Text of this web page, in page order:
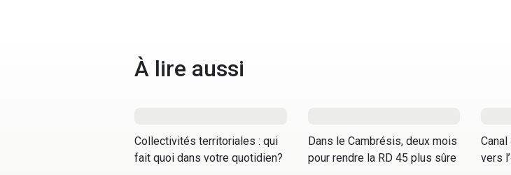
À lire aussi
Collectivités territoriales : qui
fait quoi dans votre quotidien?
Dans le Cambrésis, deux mois
pour rendre la RD 45 plus sûre
vers